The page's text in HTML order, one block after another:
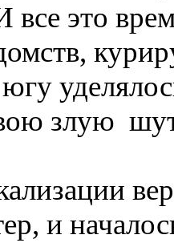
все это
югу
злую
и